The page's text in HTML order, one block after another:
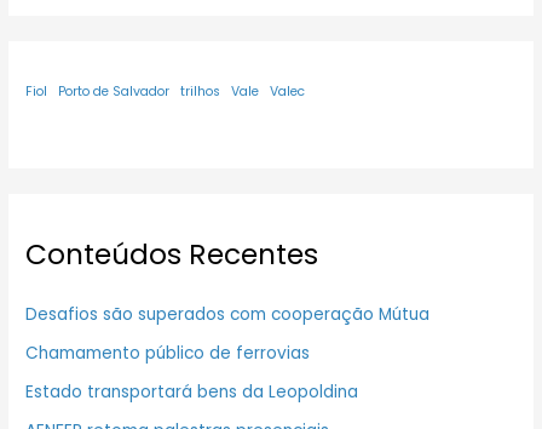
Fiol Porto de Salvador trilhos Vale Valec
Conteúdos Recentes
Desafios são superados com cooperação Mútua
Chamamento público de ferrovias
Estado transportará bens da Leopoldina